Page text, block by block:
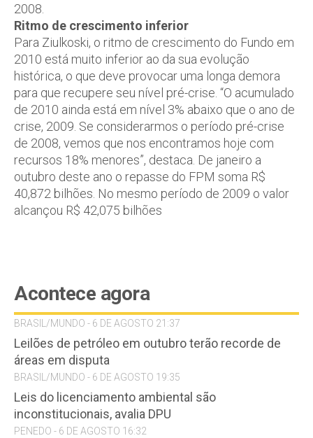
2008.
Ritmo de crescimento inferior
Para Ziulkoski, o ritmo de crescimento do Fundo em
2010 está muito inferior ao da sua evolução
histórica, o que deve provocar uma longa demora
para que recupere seu nível pré-crise. “O acumulado
de 2010 ainda está em nível 3% abaixo que o ano de
crise, 2009. Se considerarmos o período pré-crise
de 2008, vemos que nos encontramos hoje com
recursos 18% menores”, destaca. De janeiro a
outubro deste ano o repasse do FPM soma R$
40,872 bilhões. No mesmo período de 2009 o valor
alcançou R$ 42,075 bilhões
Acontece agora
BRASIL/MUNDO - 6 DE AGOSTO 21:37
Leilões de petróleo em outubro terão recorde de
áreas em disputa
BRASIL/MUNDO - 6 DE AGOSTO 19:35
Leis do licenciamento ambiental são
inconstitucionais, avalia DPU
PENEDO - 6 DE AGOSTO 16:32